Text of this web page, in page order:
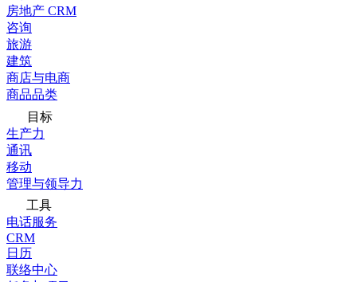
房地产 CRM
咨询
旅游
建筑
商店与电商
商品品类
目标
生产力
通讯
移动
管理与领导力
工具
电话服务
CRM
日历
联络中心